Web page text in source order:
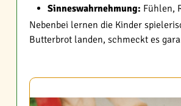
Sinneswahrnehmung: Fühlen,
Nebenbei lernen die Kinder
Butterbrot landen, schmeckt es